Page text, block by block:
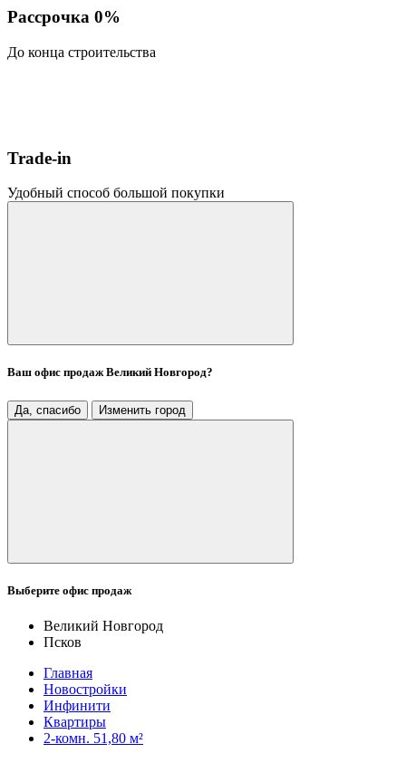
Рассрочка 0%
До конца строительства
Trade-in
Удобный способ большой покупки
Ваш офис продажВеликий Новгород?
Да, спасибо Изменить город
Выберите офис продаж
Великий Новгород
Псков
Главная
Новостройки
Инфинити
Квартиры
2-комн. 51,80 м²